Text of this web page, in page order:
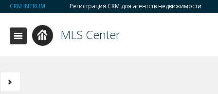
CRM INTRUM Регистрация CRM для агентств недвижимости
MLS Center